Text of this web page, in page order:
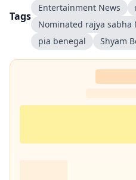
Tags
Entertainment News
Nominated rajya sabha
pia benegal
Shyam